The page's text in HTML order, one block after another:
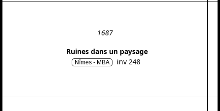
1687
Ruines dans un paysage
Nîmes - MBA inv 248